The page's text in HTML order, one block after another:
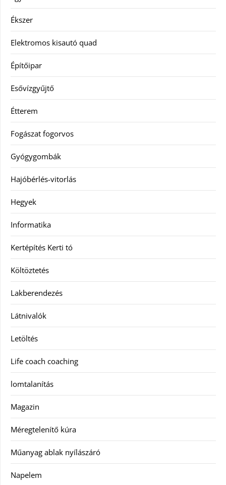
Ékszer
Elektromos kisautó quad
Építőipar
Esővízgyűjtő
Étterem
Fogászat fogorvos
Gyógygombák
Hajóbérlés-vitorlás
Hegyek
Informatika
Kertépítés Kerti tó
Költöztetés
Lakberendezés
Látnivalók
Letöltés
Life coach coaching
lomtalanítás
Magazin
Méregtelenítő kúra
Műanyag ablak nyílászáró
Napelem